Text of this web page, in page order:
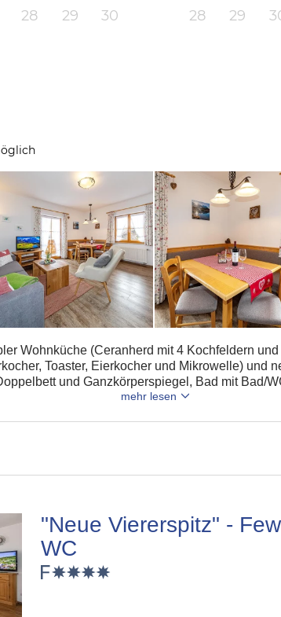
28 29
30
28
29
Wohnküche (Ceranherd mit 4 Kochfeldern
Toaster, Eierkocher und Mikrowelle) und
und Ganzkörperspiegel, Bad mit Bad/
mehr lesen
"Neue Viererspitz" -
WC